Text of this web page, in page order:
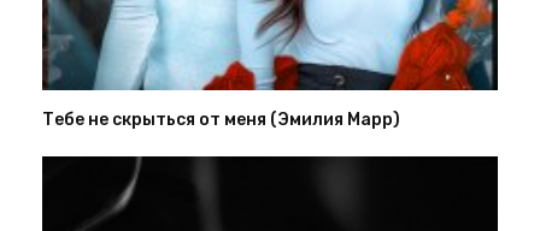
Тебе не скрыться от меня (Эмилия Марр)